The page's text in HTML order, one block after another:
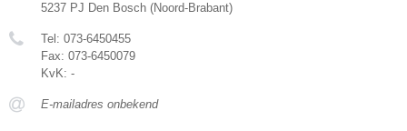
5237 PJ Den Bosch (Noord-Brabant)
Tel: 073-6450455
Fax: 073-6450079
KvK: -
E-mailadres onbekend